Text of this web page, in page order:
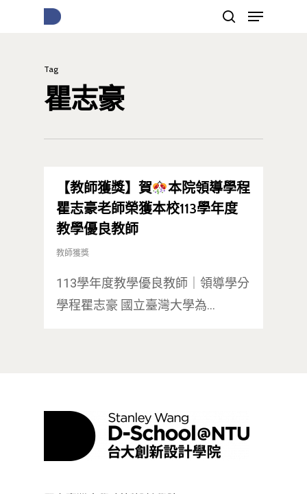
按下Enter開始搜尋，或Esc關閉跳窗
Tag
瞿志豪
【教師獲獎】賀
本院領導學程
瞿志豪老師榮獲本校113學年度
教學優良教師
教師獲獎
113學年度教學優良教師｜領導學分
學程瞿志豪 國立臺灣大學為…